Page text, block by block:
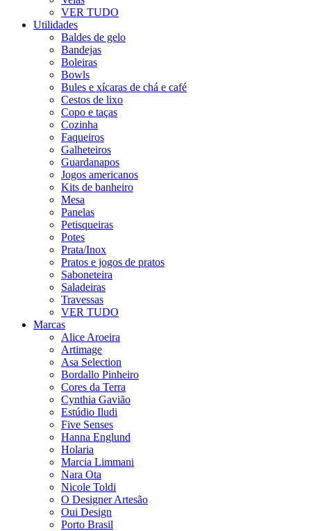
VER TUDO
Utilidades
Baldes de gelo
Bandejas
Boleiras
Bowls
Bules e xícaras de chá e café
Cestos de lixo
Copo e taças
Cozinha
Faqueiros
Galheteiros
Guardanapos
Jogos americanos
Kits de banheiro
Mesa
Panelas
Petisqueiras
Potes
Prata/Inox
Pratos e jogos de pratos
Saboneteira
Saladeiras
Travessas
VER TUDO
Marcas
Alice Aroeira
Artimage
Asa Selection
Bordallo Pinheiro
Cores da Terra
Cynthia Gavião
Estúdio Iludi
Five Senses
Hanna Englund
Holaria
Marcia Limmani
Nara Ota
Nicole Toldi
O Designer Artesão
Oui Design
Porto Brasil